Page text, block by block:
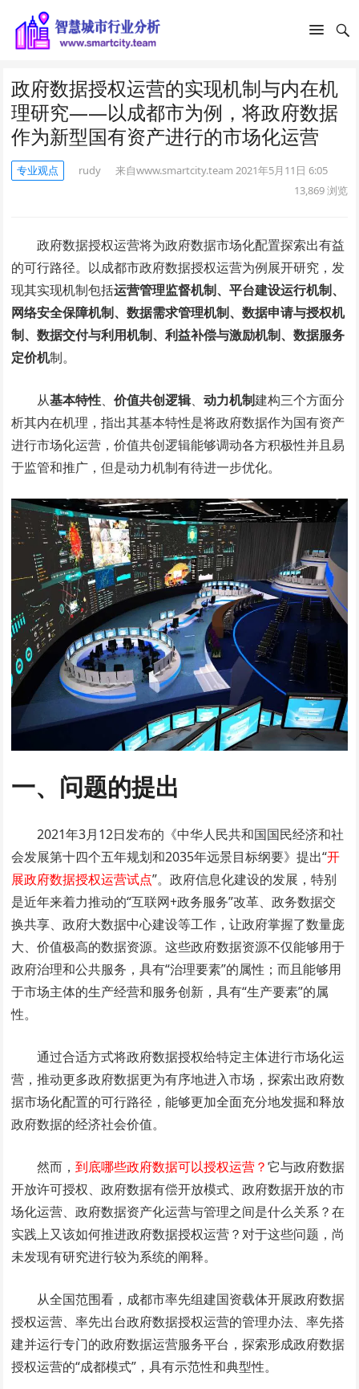
政府数据授权运营的实现机制与内在机
理研究——以成都市为例，将政府数据
作为新型国有资产进行的市场化运营
专业观点 rudy 来自www.smartcity.team 2021年5月11日 6:05
13,869浏览
政府数据授权运营将为政府数据市场化配置探索出有益
的可行路径。以成都市政府数据授权运营为例展开研究，发
现其实现机制包括运营管理监督机制、平台建设运行机制、
网络安全保障机制、数据需求管理机制、数据申请与授权机
制、数据交付与利用机制、利益补偿与激励机制、数据服务
定价机制。
从基本特性、价值共创逻辑、动力机制建构三个方面分
析其内在机理，指出其基本特性是将政府数据作为国有资产
进行市场化运营，价值共创逻辑能够调动各方积极性并且易
于监管和推广，但是动力机制有待进一步优化。
一、问题的提出
2021年3月12日发布的《中华人民共和国国民经济和社
会发展第十四个五年规划和2035年远景目标纲要》提出“开
展政府数据授权运营试点”。政府信息化建设的发展，特别
是近年来着力推动的“互联网+政务服务”改革、政务数据交
换共享、政府大数据中心建设等工作，让政府掌握了数量庞
大、价值极高的数据资源。这些政府数据资源不仅能够用于
政府治理和公共服务，具有“治理要素”的属性；而且能够用
于市场主体的生产经营和服务创新，具有“生产要素”的属
性。
通过合适方式将政府数据授权给特定主体进行市场化运
营，推动更多政府数据更为有序地进入市场，探索出政府数
据市场化配置的可行路径，能够更加全面充分地发掘和释放
政府数据的经济社会价值。
然而，到底哪些政府数据可以授权运营？它与政府数据
开放许可授权、政府数据有偿开放模式、政府数据开放的市
场化运营、政府数据资产化运营与管理之间是什么关系？在
实践上又该如何推进政府数据授权运营？对于这些问题，尚
未发现有研究进行较为系统的阐释。
从全国范围看，成都市率先组建国资载体开展政府数据
授权运营、率先出台政府数据授权运营的管理办法、率先搭
建并运行专门的政府数据运营服务平台，探索形成政府数据
授权运营的“成都模式”，具有示范性和典型性。